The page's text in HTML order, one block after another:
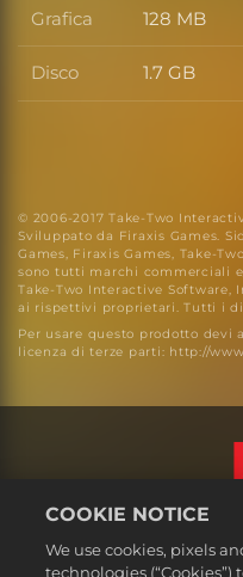
Grafica Grafica
128 MB
Disco Disco
1.7 GB
© 2006-2017 Take-Two
Sviluppato da Firaxis Games.
Games, Firaxis Games, Take-
sono tutti marchi commerciali
Take-Two Interactive
ai rispettivi proprietari. Tutti i
Per usare questo prodotto devi
licenza di terze parti: http://
COOKIE NOTICE
We use cookies, pixels
technologies